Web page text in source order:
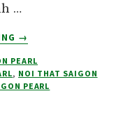
…
VỀHOÀN
NỘI
THẤT
→
PEARL
, NOI THAT SAIGON
PEARL